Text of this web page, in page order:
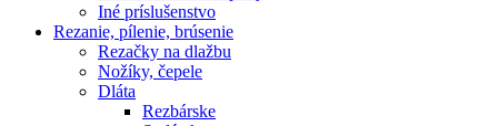
Iné príslušenstvo
Rezanie, pílenie, brúsenie
Rezačky na dlažbu
Nožíky, čepele
Dláta
Rezbárske